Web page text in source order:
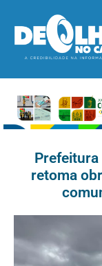
Prefeitura
retoma